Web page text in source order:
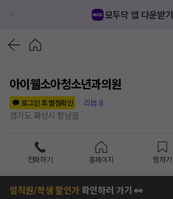
모두닥 앱 다운받기
아이웰소아청소년과의원
로그인 후 별점확인
리뷰 8
경기도 화성시 향남읍
전화하기 홈페이지 찜하기
임직원/학생 할인가확인하러 가기 👀